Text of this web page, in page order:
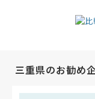
三重県のお勧め